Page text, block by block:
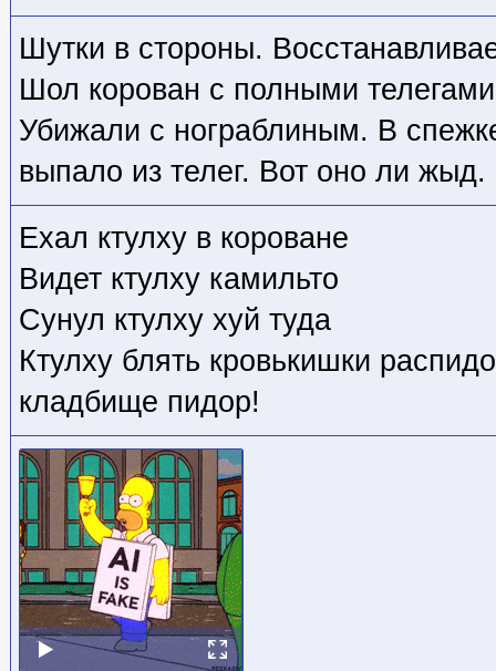
Шутки в стороны.
Шол корован с полными
Убижали с нограблиным. В
выпало из телег. Вот оно ли жыд.
Ехал ктулху в короване
Видет ктулху камильто
Сунул ктулху хуй туда
Ктулху блять кровькишки
кладбище пидор!